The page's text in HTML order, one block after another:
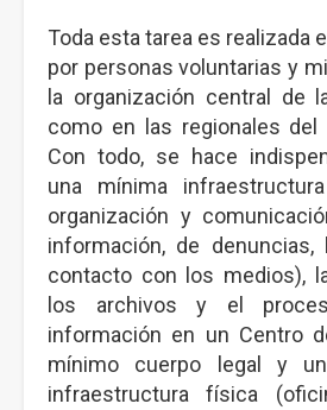
Toda esta tarea es realizada
por personas voluntarias y
la organización central de
como en las regionales del
Con todo, se hace
una mínima
organización y
información, de denuncias,
contacto con los medios),
los archivos y el
información en un Centro
mínimo cuerpo legal y
infraestructura física